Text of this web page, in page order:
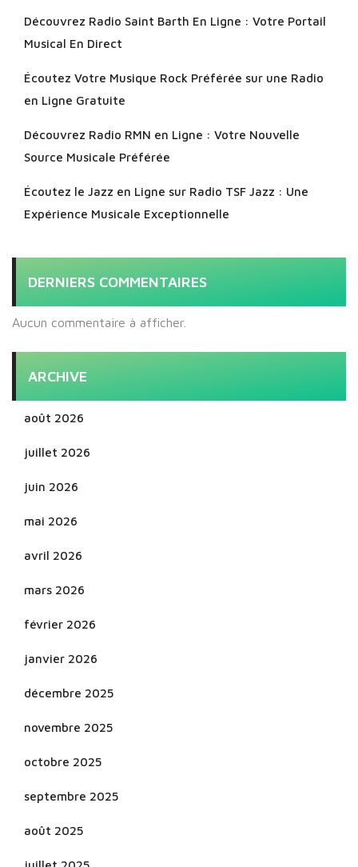
Découvrez Radio Saint Barth En Ligne : Votre Portail
Musical En Direct
Écoutez Votre Musique Rock Préférée sur une Radio
en Ligne Gratuite
Découvrez Radio RMN en Ligne : Votre Nouvelle
Source Musicale Préférée
Écoutez le Jazz en Ligne sur Radio TSF Jazz : Une
Expérience Musicale Exceptionnelle
DERNIERS COMMENTAIRES
Aucun commentaire à afficher.
ARCHIVE
août 2026
juillet 2026
juin 2026
mai 2026
avril 2026
mars 2026
février 2026
janvier 2026
décembre 2025
novembre 2025
octobre 2025
septembre 2025
août 2025